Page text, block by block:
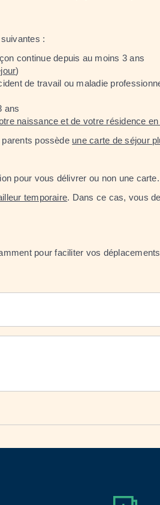
:
continue depuis au moins 3 ans
)
de travail ou maladie
ans
naissance et de votre résidence
possède une carte de séjour
pour vous délivrer ou non une carte.
temporaire. Dans ce cas, vous
pour faciliter vos